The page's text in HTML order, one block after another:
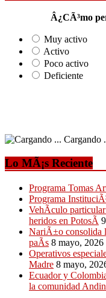
Â¿CÃ³mo
Muy activo
Activo
Poco activo
Deficiente
Cargando
Lo MÃ¡s Reciente
Programa Tomas
Programa
VehÃ­culo
heridos en PotosÃ­
NariÃ±o consolida
paÃ­s 8 mayo, 2026
Operativos
Madre 8 mayo,
Ecuador y
la comunidad